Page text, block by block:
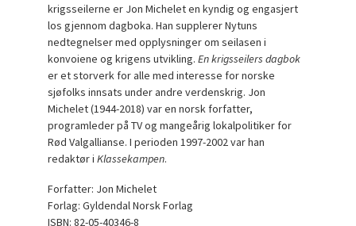
krigsseilerne er Jon Michelet en kyndig og engasjert
los gjennom dagboka. Han supplerer Nytuns
nedtegnelser med opplysninger om seilasen i
konvoiene og krigens utvikling.En krigsseilers dagbok
er et storverk for alle med interesse for norske
sjøfolks innsats under andre verdenskrig. Jon
Michelet (1944-2018) var en norsk forfatter,
programleder på TV og mangeårig lokalpolitiker for
Rød Valgallianse. I perioden 1997-2002 var han
redaktør iKlassekampen.
Forfatter: Jon Michelet
Forlag: Gyldendal Norsk Forlag
ISBN: 82-05-40346-8